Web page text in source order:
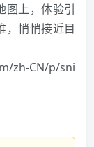
图上，体验引
，悄悄接近目
zh-CN/p/sni